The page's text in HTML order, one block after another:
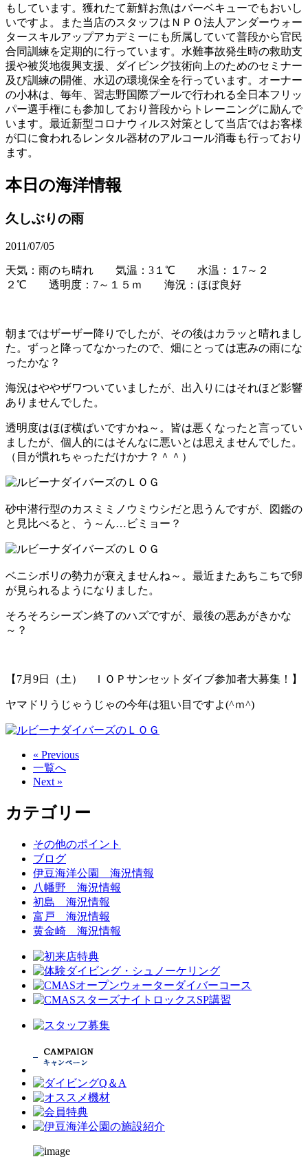
もしています。獲れたて新鮮お魚はバーベキューでもおいし
いですよ。また当店のスタッフはＮＰＯ法人アンダーウォー
タースキルアップアカデミーにも所属していて普段から官民
合同訓練を定期的に行っています。水難事故発生時の救助支
援や被災地復興支援、ダイビング技術向上のためのセミナー
及び訓練の開催、水辺の環境保全を行っています。オーナー
の小林は、毎年、習志野国際プールで行われる全日本フリッ
パー選手権にも参加しており普段からトレーニングに励んで
います。最近新型コロナウィルス対策として当店ではお客様
が口に食われるレンタル器材のアルコール消毒も行っており
ます。
本日の海洋情報
久しぶりの雨
2011/07/05
天気：雨のち晴れ 気温：3１℃ 水温：１7～２
２℃ 透明度：7～１５ｍ 海況：ほぼ良好
朝まではザーザー降りでしたが、その後はカラッと晴れまし
た。ずっと降ってなかったので、畑にとっては恵みの雨にな
ったかな？
海況はややザワついていましたが、出入りにはそれほど影響
ありませんでした。
透明度はほぼ横ばいですかね～。皆は悪くなったと言ってい
ましたが、個人的にはそんなに悪いとは思えませんでした。
（目が慣れちゃっただけかナ？＾＾）
砂中潜行型のカスミミノウミウシだと思うんですが、図鑑の
と見比べると、う～ん…ビミョー？
ベニシボリの勢力が衰えませんね～。最近またあちこちで卵
が見られるようになりました。
そろそろシーズン終了のハズですが、最後の悪あがきかな
～？
【7月9日（土） ＩＯＰサンセットダイブ参加者大募集！】
ヤマドリうじゃうじゃの今年は狙い目ですよ(^ｍ^)
« Previous
一覧へ
Next »
カテゴリー
その他のポイント
ブログ
伊豆海洋公園 海況情報
八幡野 海況情報
初島 海況情報
富戸 海況情報
黄金崎 海況情報